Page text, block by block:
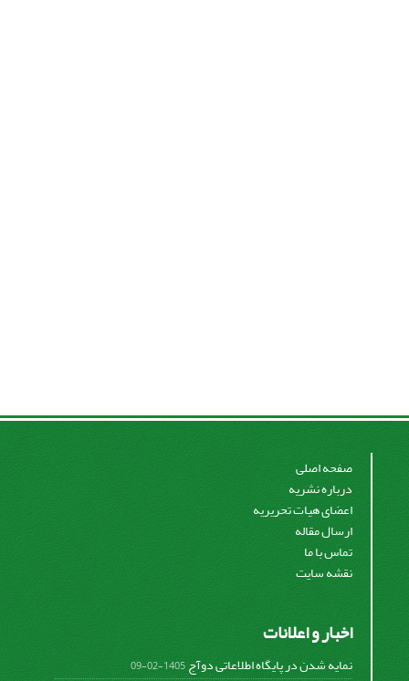
صفحه اصلی
درباره نشریه
اعضای هیات تحریریه
ارسال مقاله
تماس با ما
نقشه سایت
اخبار و اعلانات
نمایه شدن در پایگاه اطلاعاتی دوآج1405-02-09